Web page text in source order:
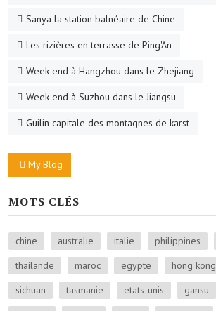
Sanya la station balnéaire de Chine
Les rizières en terrasse de Ping'An
Week end à Hangzhou dans le Zhejiang
Week end à Suzhou dans le Jiangsu
Guilin capitale des montagnes de karst
My Blog
MOTS CLÉS
chine australie italie philippines
thailande
maroc egypte hong kong
sichuan
tasmanie etats-unis gansu